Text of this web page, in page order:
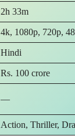
2h 33m
4k, 1080p, 720p,
Hindi
Rs. 100 crore
—
Action, Thriller,